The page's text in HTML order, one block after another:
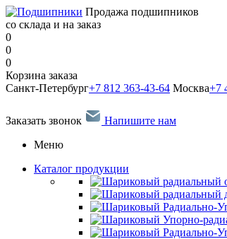
Продажа подшипников
со склада и на заказ
0
0
0
Корзина заказа
Санкт-Петербург+7 812 363-43-64 Москва+7
Заказать звонок
Напишите нам
Меню
Каталог продукции